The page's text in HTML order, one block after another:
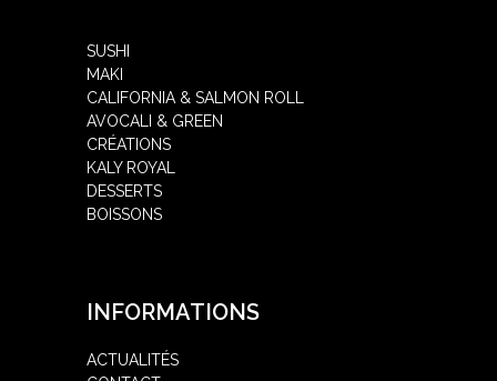
SUSHI
MAKI
CALIFORNIA & SALMON ROLL
AVOCALI & GREEN
CRÉATIONS
KALY ROYAL
DESSERTS
BOISSONS
INFORMATIONS
ACTUALITÉS